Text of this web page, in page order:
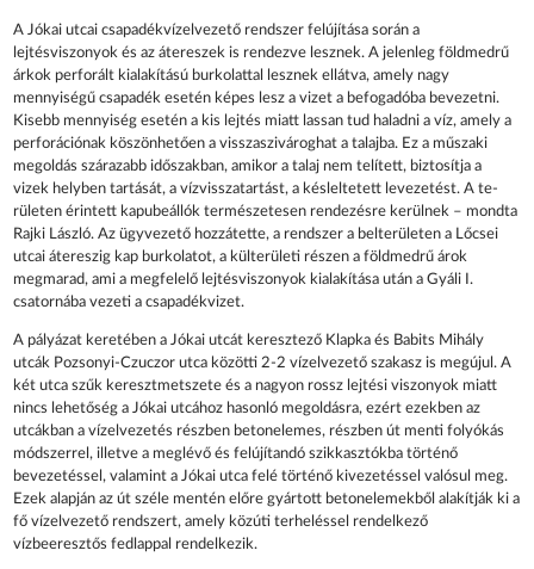
A Jókai utcai csapadékvízelvezető rendszer felújítása során a
lejtésviszonyok és az átereszek is rendezve lesznek. A jelenleg földmedrű
árkok perforált kialakítású burkolattal lesznek ellátva, amely nagy
mennyiségű csapadék esetén képes lesz a vizet a befogadóba bevezetni.
Kisebb men­nyiség esetén a kis lejtés miatt lassan tud ha­ladni a víz, amely a
perforációnak köszönhető­en a visszaszivároghat a talajba. Ez a műszaki
megoldás szárazabb időszakban, amikor a talaj nem telített, biztosítja a
vizek helyben tartását, a vízvisszatartást, a késleltetett levezetést. A te­
rületen érintett kapubeállók természetesen rendezésre ke­rülnek – mondta
Rajki László. Az ügyvezető hozzá­tette, a rendszer a belterületen a Lőcsei
utcai átereszig kap burkolatot, a kül­területi részen a földmedrű árok
megmarad, ami a megfelelő lejtésviszonyok kialakítása után a Gyáli I.
csatornába vezeti a csapadék­vizet.
A pályázat keretében a Jókai utcát keresz­tező Klapka és Babits Mihály
utcák Pozsonyi-Czuczor utca közötti 2-2 vízelvezető szakasz is megújul. A
két utca szűk keresztmetsze­te és a nagyon rossz lejtési viszonyok miatt
nincs lehetőség a Jókai utcához hasonló meg­oldásra, ezért ezekben az
utcákban a vízelve­zetés részben betonelemes, részben út menti folyókás
módszerrel, illetve a meglévő és fel­újítandó szikkasztókba történő
bevezetéssel, valamint a Jókai utca felé történő kivezetés­sel valósul meg.
Ezek alapján az út széle men­tén előre gyártott betonelemekből alakítják ki a
fő vízelvezető rendszert, amely közúti ter­heléssel rendelkező
vízbeeresztős fedlappal rendelkezik.